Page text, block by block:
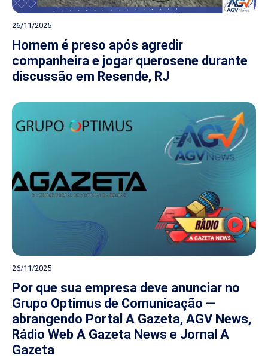
26/11/2025
Homem é preso após agredir
companheira e jogar querosene durante
discussão em Resende, RJ
26/11/2025
Por que sua empresa deve anunciar no
Grupo Optimus de Comunicação —
abrangendo Portal A Gazeta, AGV News,
Rádio Web A Gazeta News e Jornal A
Gazeta